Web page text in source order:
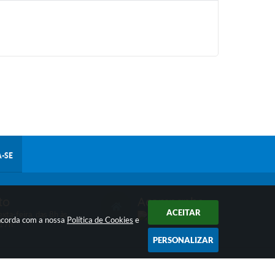
com a nossa Política de Cookies e
ACEITAR
PERSONALIZAR
SE
Acompanhe